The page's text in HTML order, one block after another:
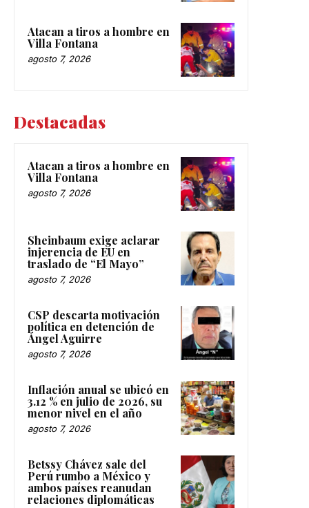
Atacan a tiros a hombre en
Villa Fontana
agosto 7, 2026
Destacadas
Atacan a tiros a hombre en
Villa Fontana
agosto 7, 2026
Sheinbaum exige aclarar
injerencia de EU en
traslado de “El Mayo”
agosto 7, 2026
CSP descarta motivación
política en detención de
Ángel Aguirre
agosto 7, 2026
Inflación anual se ubicó en
3.12 % en julio de 2026, su
menor nivel en el año
agosto 7, 2026
Betssy Chávez sale del
Perú rumbo a México y
ambos países reanudan
relaciones diplomáticas